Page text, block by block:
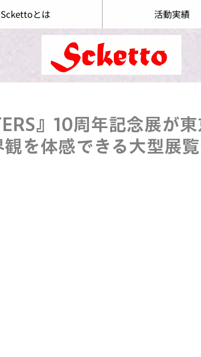
Sckettoとは 活動実績
』10周年記念展が
を体感できる大型展